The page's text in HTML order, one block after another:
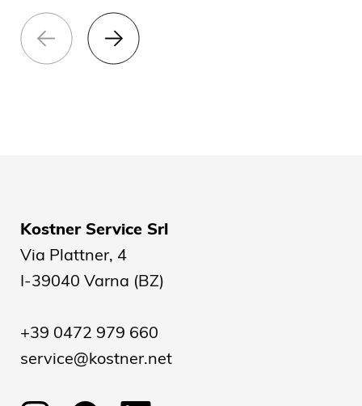
Kostner Service Srl
Via Plattner, 4
I-39040 Varna (BZ)
+39 0472 979 660
service@kostner.net